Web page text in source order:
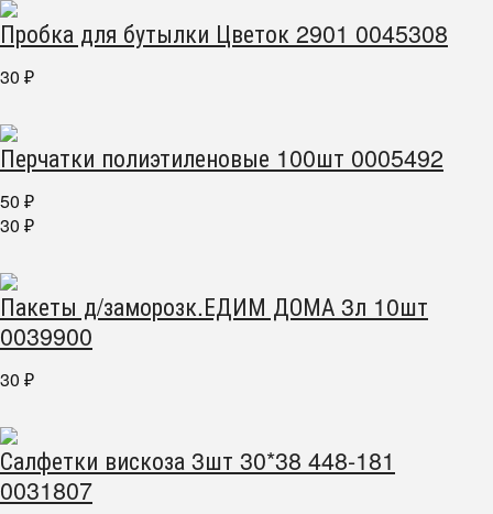
Пробка для бутылки Цветок 2901 0045308
30 ₽
Перчатки полиэтиленовые 100шт 0005492
50 ₽
30 ₽
Пакеты д/заморозк.ЕДИМ ДОМА 3л 10шт
0039900
30 ₽
Салфетки вискоза 3шт 30*38 448-181
0031807